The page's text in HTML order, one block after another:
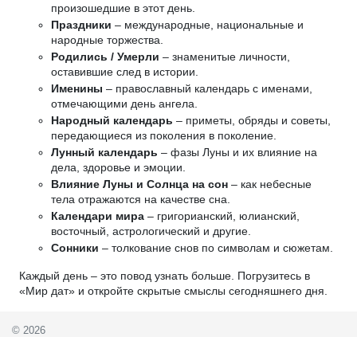
произошедшие в этот день.
Праздники – международные, национальные и
народные торжества.
Родились / Умерли – знаменитые личности,
оставившие след в истории.
Именины – православный календарь с именами,
отмечающими день ангела.
Народный календарь – приметы, обряды и советы,
передающиеся из поколения в поколение.
Лунный календарь – фазы Луны и их влияние на
дела, здоровье и эмоции.
Влияние Луны и Солнца на сон – как небесные
тела отражаются на качестве сна.
Календари мира – григорианский, юлианский,
восточный, астрологический и другие.
Сонники – толкование снов по символам и сюжетам.
Каждый день – это повод узнать больше. Погрузитесь в
«Мир дат» и откройте скрытые смыслы сегодняшнего дня.
© 2026